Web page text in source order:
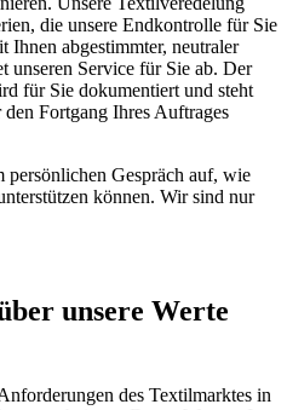
die unsere Endkontrolle für Sie
Ihnen abgestimmter, neutraler
unseren Service für Sie ab. Der
für Sie dokumentiert und steht
Fortgang Ihres Auftrages
Gespräch auf, wie
können. Wir sind nur
unsere Werte
des Textilmarktes in